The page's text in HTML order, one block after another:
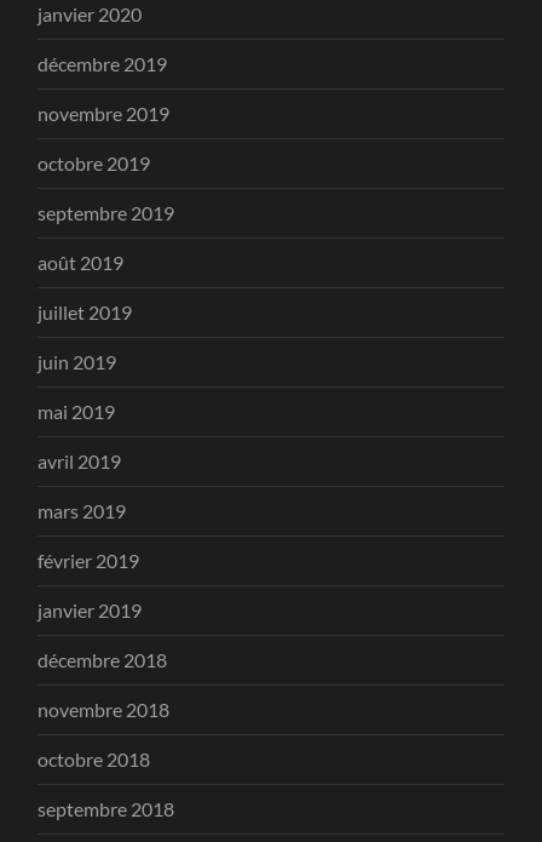
janvier 2020
décembre 2019
novembre 2019
octobre 2019
septembre 2019
août 2019
juillet 2019
juin 2019
mai 2019
avril 2019
mars 2019
février 2019
janvier 2019
décembre 2018
novembre 2018
octobre 2018
septembre 2018